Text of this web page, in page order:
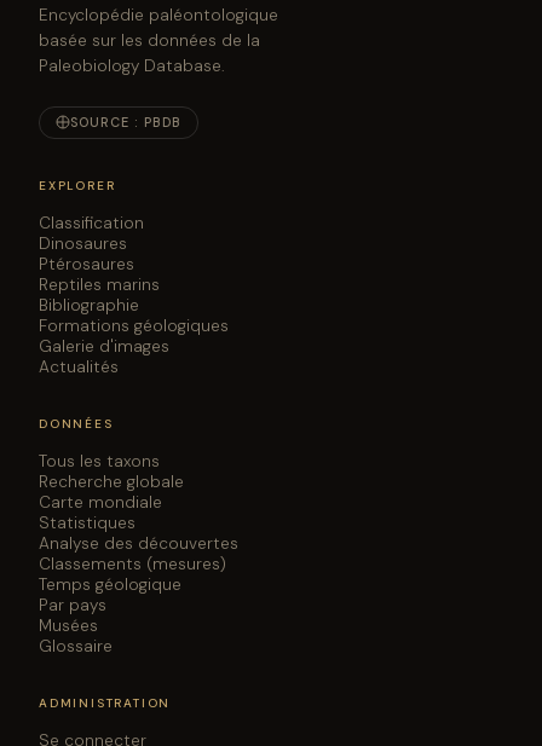
Encyclopédie paléontologique
basée sur les données de la
Paleobiology Database.
SOURCE : PBDB
EXPLORER
Classification
Dinosaures
Ptérosaures
Reptiles marins
Bibliographie
Formations géologiques
Galerie d'images
Actualités
DONNÉES
Tous les taxons
Recherche globale
Carte mondiale
Statistiques
Analyse des découvertes
Classements (mesures)
Temps géologique
Par pays
Musées
Glossaire
ADMINISTRATION
Se connecter